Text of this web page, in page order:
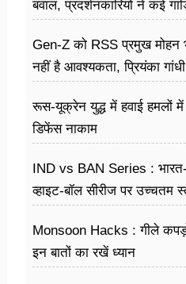
बवाल, प्रदर्शनकारियों ने कई
Gen-Z को RSS प्रमुख मोहन
नहीं है आवश्यकता, प्रियंका
रूस-यूक्रेन युद्ध में हवाई हमलों
डिफेंस नाकाम
IND vs BAN Series : भारत-
व्हाइट-बॉल सीरीज पर उच्चतम
Monsoon Hacks : गीले
इन बातों का रखें ध्यान